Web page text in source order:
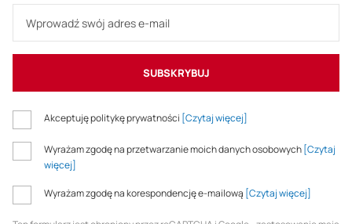
SUBSKRYBUJ
Akceptuję politykę prywatności [Czytaj więcej]
Wyrażam zgodę na przetwarzanie moich danych osobowych [Czytaj
więcej]
Wyrażam zgodę na korespondencję e-mailową [Czytaj więcej]